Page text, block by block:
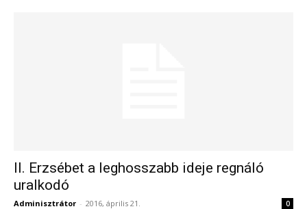
II. Erzsébet a leghosszabb ideje regnáló
uralkodó
Adminisztrátor - 2016, április 21. 0